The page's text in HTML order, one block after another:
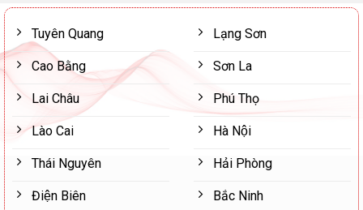
Tuyên Quang
Cao Bằng
Lai Châu
Lào Cai
Thái Nguyên
Điện Biên
Lạng Sơn
Sơn La
Phú Thọ
Hà Nội
Hải Phòng
Bắc Ninh